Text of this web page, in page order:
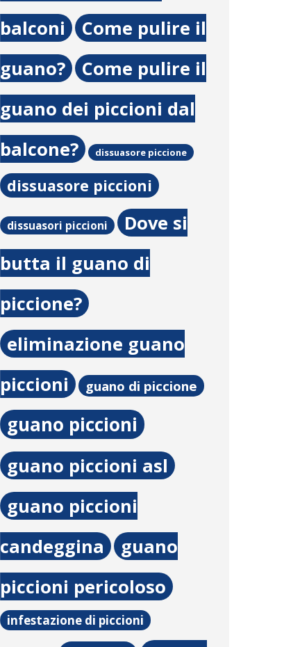
balconi
Come pulire il
guano?
Come pulire il
guano dei piccioni dal
balcone?
dissuasore piccione
dissuasore piccioni
dissuasori piccioni
Dove si
butta il guano di
piccione?
eliminazione guano
piccioni
guano di piccione
guano piccioni
guano piccioni asl
guano piccioni
candeggina
guano
piccioni pericoloso
infestazione di piccioni